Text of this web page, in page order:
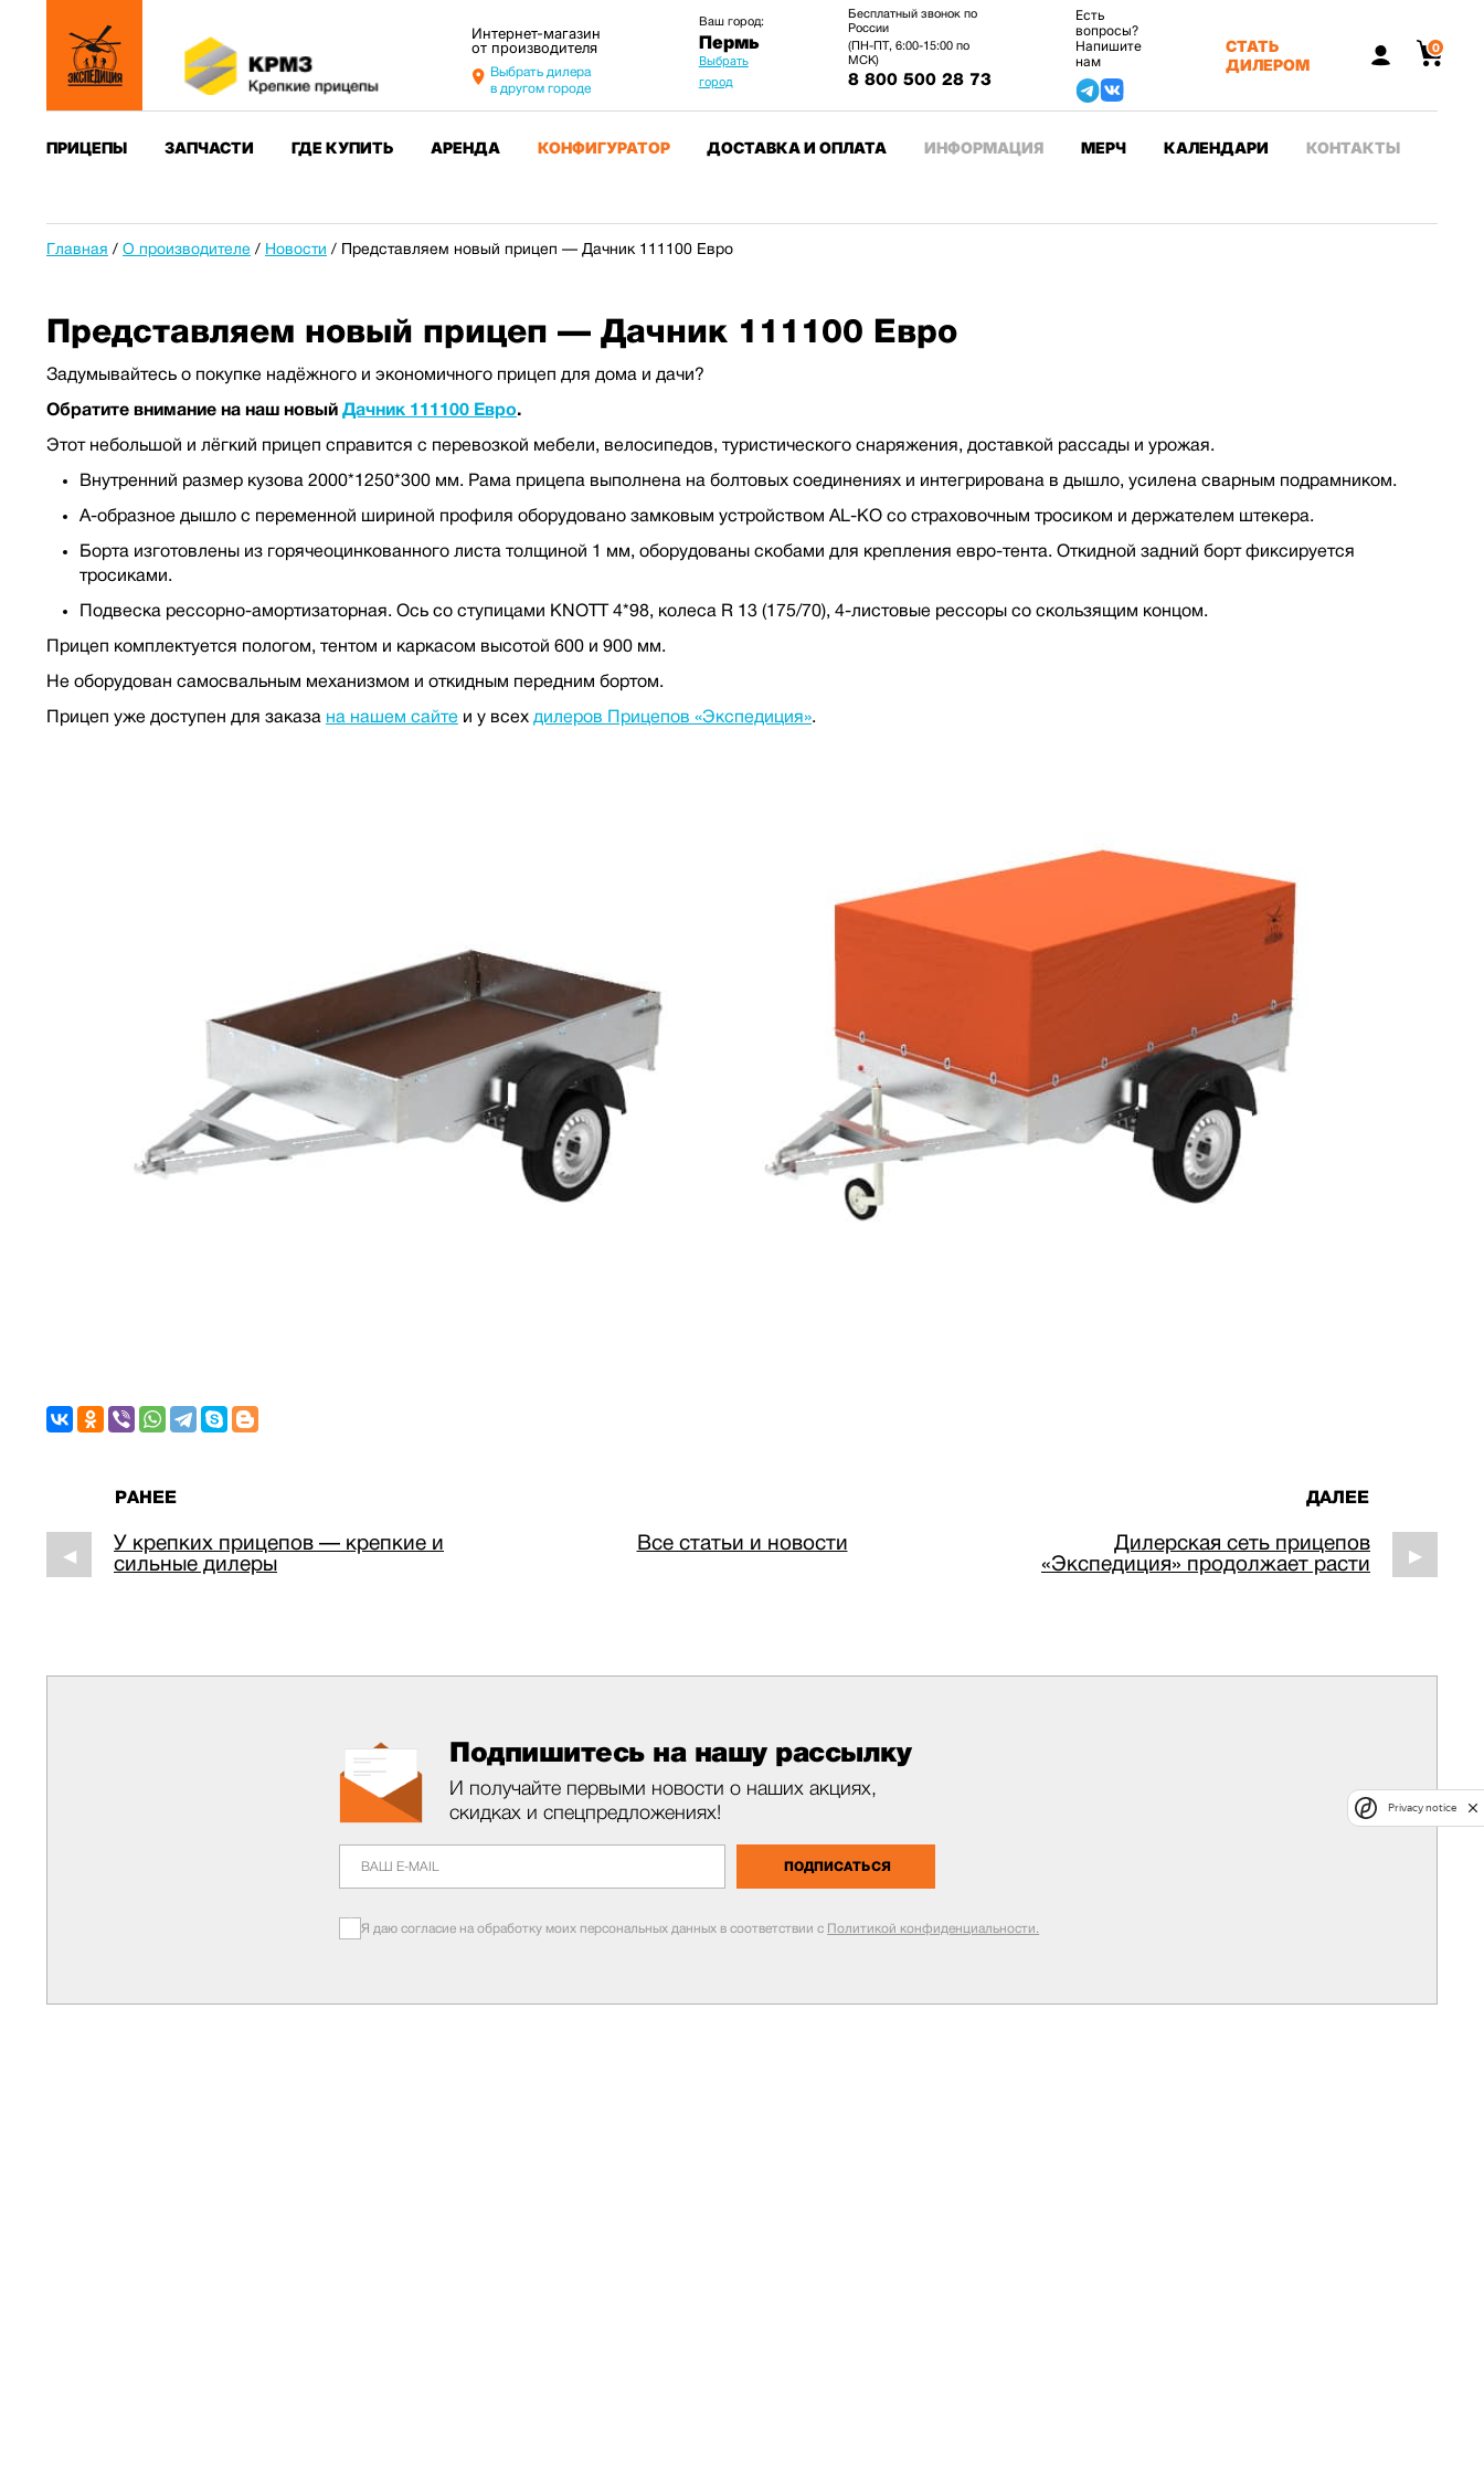
Интернет-магазин
от производителя
Выбрать дилера
в другом городе
Ваш город:
Пермь
Выбрать
город
Бесплатный звонок по
России
(ПН-ПТ, 6:00-15:00 по
МСК)
8 800 500 28 73
Есть
вопросы?
Напишите
нам
СТАТЬ
ДИЛЕРОМ
0
ПРИЦЕПЫ ЗАПЧАСТИ ГДЕ КУПИТЬ АРЕНДА КОНФИГУРАТОР ДОСТАВКА И ОПЛАТА ИНФОРМАЦИЯ МЕРЧ КАЛЕНДАРИ КОНТАКТЫ
Главная / О производителе / Новости / Представляем новый прицеп — Дачник 111100 Евро
Представляем новый прицеп — Дачник 111100 Евро
Задумывайтесь о покупке надёжного и экономичного прицеп для дома и дачи?
Обратите внимание на наш новый Дачник 111100 Евро.
Этот небольшой и лёгкий прицеп справится с перевозкой мебели, велосипедов, туристического снаряжения, доставкой рассады и урожая.
Внутренний размер кузова 2000*1250*300 мм. Рама прицепа выполнена на болтовых соединениях и интегрирована в дышло, усилена сварным подрамником.
А-образное дышло с переменной шириной профиля оборудовано замковым устройством AL-KO со страховочным тросиком и держателем штекера.
Борта изготовлены из горячеоцинкованного листа толщиной 1 мм, оборудованы скобами для крепления евро-тента. Откидной задний борт фиксируется
тросиками.
Подвеска рессорно-амортизаторная. Ось со ступицами KNOTT 4*98, колеса R 13 (175/70), 4-листовые рессоры со скользящим концом.
Прицеп комплектуется пологом, тентом и каркасом высотой 600 и 900 мм.
Не оборудован самосвальным механизмом и откидным передним бортом.
Прицеп уже доступен для заказа на нашем сайте и у всех дилеров Прицепов «Экспедиция».
РАНЕЕ
◀
У крепких прицепов — крепкие и
сильные дилеры
Все статьи и новости
ДАЛЕЕ
Дилерская сеть прицепов
«Экспедиция» продолжает расти
▶
Подпишитесь на нашу рассылку
И получайте первыми новости о наших акциях,
скидках и спецпредложениях!
ПОДПИСАТЬСЯ
Я даю согласие на обработку моих персональных данных в соответствии с Политикой конфиденциальности.
Privacy notice